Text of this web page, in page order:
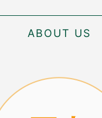
ABOUT US